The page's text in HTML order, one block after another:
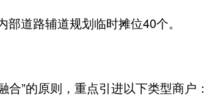
道路辅道规划临时摊位40个。
”的原则，重点引进以下类型商户：